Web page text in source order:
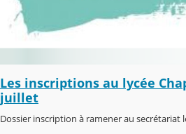
Les inscriptions au lycée
juillet
Dossier inscription à ramener au secrétariat